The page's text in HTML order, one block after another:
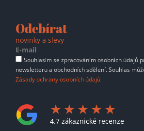
Odebírat
novinky a slevy
Souhlasím se zpracováním osobních údajů
newsletteru a obchodních sdělení. Souhlas
Zásady ochrany osobních údajů
4.7 zákaznické recenze